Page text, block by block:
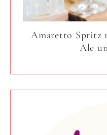
Amaretto Spritz
Ale